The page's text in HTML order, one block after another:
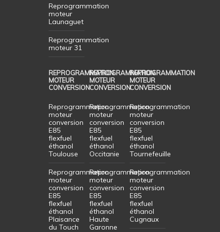
Reprogrammation
moteur
Launaguet
Reprogrammation
moteur 31
REPROGRAMMATION
MOTEUR
CONVERSION
Reprogrammation
moteur
conversion
E85
flexfuel
éthanol
Toulouse
Reprogrammation
moteur
conversion
E85
flexfuel
éthanol
Plaisance
du Touch
REPROGRAMMATION
MOTEUR
CONVERSION
Reprogrammation
moteur
conversion
E85
flexfuel
éthanol
Occitanie
Reprogrammation
moteur
conversion
E85
flexfuel
éthanol
Haute
Garonne
REPROGRAMMATION
MOTEUR
CONVERSION
Reprogrammation
moteur
conversion
E85
flexfuel
éthanol
Tournefeuille
Reprogrammation
moteur
conversion
E85
flexfuel
éthanol
Cugnaux